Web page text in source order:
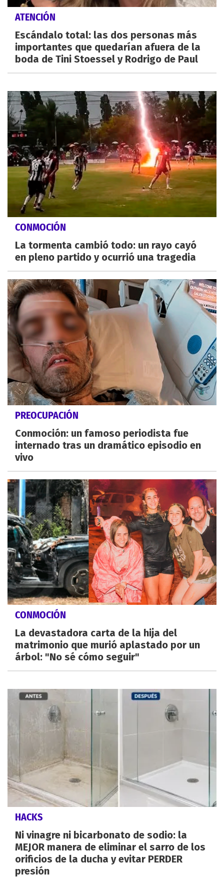
ATENCIÓN
Escándalo total: las dos personas más
importantes que quedarían afuera de la
boda de Tini Stoessel y Rodrigo de Paul
CONMOCIÓN
La tormenta cambió todo: un rayo cayó
en pleno partido y ocurrió una tragedia
PREOCUPACIÓN
Conmoción: un famoso periodista fue
internado tras un dramático episodio en
vivo
CONMOCIÓN
La devastadora carta de la hija del
matrimonio que murió aplastado por un
árbol: "No sé cómo seguir"
HACKS
Ni vinagre ni bicarbonato de sodio: la
MEJOR manera de eliminar el sarro de los
orificios de la ducha y evitar PERDER
presión